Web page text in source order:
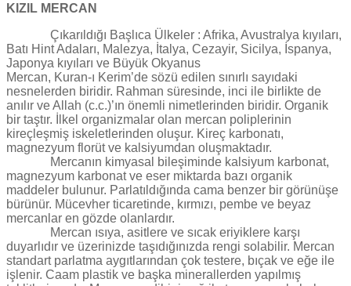
KIZIL MERCAN
Çıkarıldığı Başlıca Ülkeler : Afrika, Avustralya kıyıları,
Batı Hint Adaları, Malezya, İtalya, Cezayir, Sicilya, İspanya,
Japonya kıyıları ve Büyük Okyanus
Mercan, Kuran-ı Kerim’de sözü edilen sınırlı sayıdaki
nesnelerden biridir. Rahman süresinde, inci ile birlikte de
anılır ve Allah (c.c.)’ın önemli nimetlerinden biridir. Organik
bir taştır. İlkel organizmalar olan mercan poliplerinin
kireçleşmiş iskeletlerinden oluşur. Kireç karbonatı,
magnezyum florüt ve kalsiyumdan oluşmaktadır.
Mercanın kimyasal bileşiminde kalsiyum karbonat,
magnezyum karbonat ve eser miktarda bazı organik
maddeler bulunur. Parlatıldığında cama benzer bir görünüşe
bürünür. Mücevher ticaretinde, kırmızı, pembe ve beyaz
mercanlar en gözde olanlardır.
Mercan ısıya, asitlere ve sıcak eriyiklere karşı
duyarlıdır ve üzerinizde taşıdığınızda rengi solabilir. Mercan
standart parlatma aygıtlarından çok testere, bıçak ve eğe ile
işlenir. Caam plastik ve başka minerallerden yapılmış